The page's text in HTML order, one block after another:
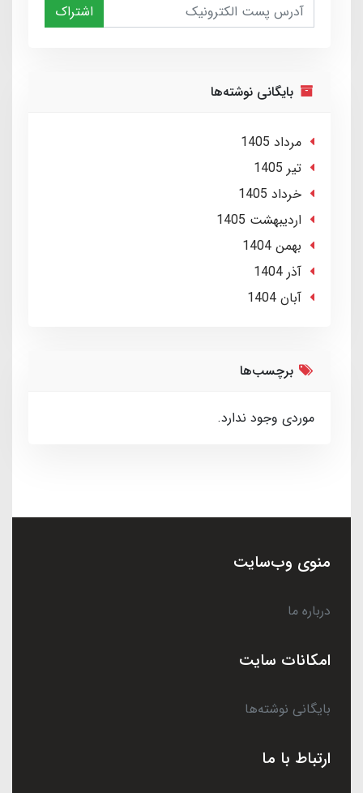
اشتراک
بایگانی نوشته‌ها
مرداد 1405
تير 1405
خرداد 1405
ارديبهشت 1405
بهمن 1404
آذر 1404
آبان 1404
برچسب‌ها
موردی وجود ندارد.
منوی وب‌سایت
درباره ما
امکانات سایت
بایگانی نوشته‌ها
ارتباط با ما